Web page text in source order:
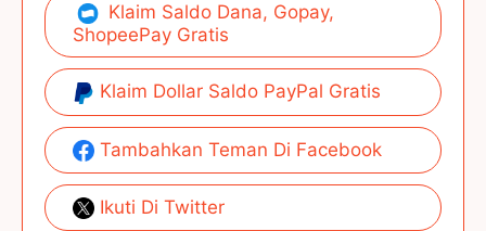
Klaim Saldo Dana, Gopay,
ShopeePay Gratis
Klaim Dollar Saldo PayPal Gratis
Tambahkan Teman Di Facebook
Ikuti Di Twitter